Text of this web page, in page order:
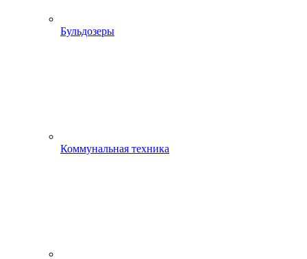
Бульдозеры
Коммунальная техника